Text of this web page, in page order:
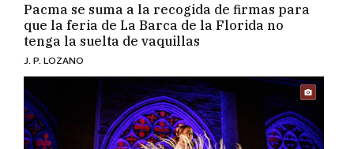
Pacma se suma a la recogida de firmas para
que la feria de La Barca de la Florida no
tenga la suelta de vaquillas
J. P. LOZANO